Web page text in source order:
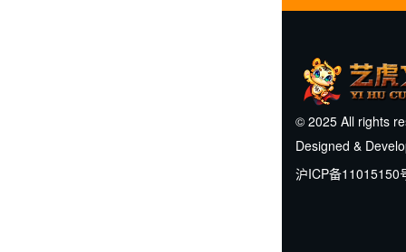
© 2025 All rights
Designed &
沪ICP备11015150